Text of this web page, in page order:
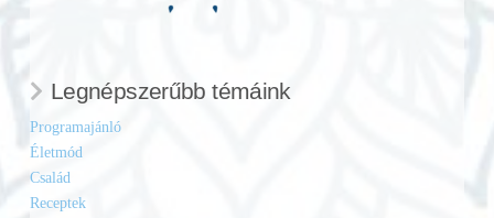
Legnépszerűbb témáink
Programajánló
Életmód
Család
Receptek